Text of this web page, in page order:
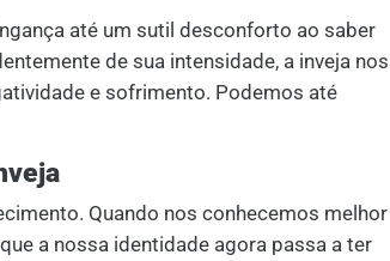
até um sutil desconforto ao saber
de sua intensidade, a inveja nos
e sofrimento. Podemos até
Quando nos conhecemos melhor
a nossa identidade agora passa a ter